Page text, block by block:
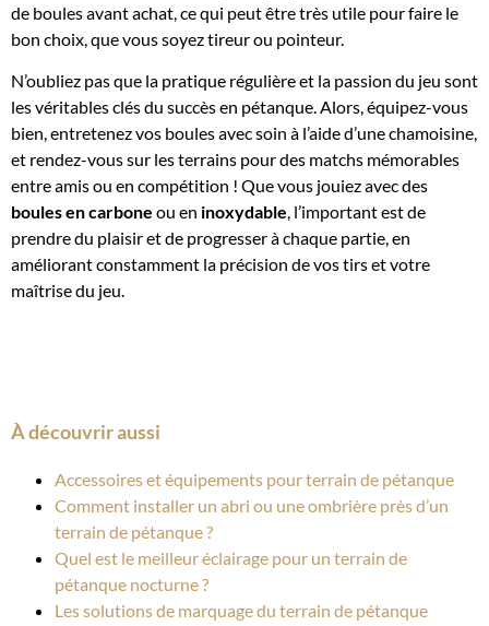
de boules avant achat, ce qui peut être très utile pour faire le
bon choix, que vous soyez tireur ou pointeur.
N’oubliez pas que la pratique régulière et la passion du jeu sont
les véritables clés du succès en pétanque. Alors, équipez-vous
bien, entretenez vos boules avec soin à l’aide d’une chamoisine,
et rendez-vous sur les terrains pour des matchs mémorables
entre amis ou en compétition ! Que vous jouiez avec des
boules en carbone ou en inoxydable, l’important est de
prendre du plaisir et de progresser à chaque partie, en
améliorant constamment la précision de vos tirs et votre
maîtrise du jeu.
À découvrir aussi
Accessoires et équipements pour terrain de pétanque
Comment installer un abri ou une ombrière près d’un
terrain de pétanque ?
Quel est le meilleur éclairage pour un terrain de
pétanque nocturne ?
Les solutions de marquage du terrain de pétanque